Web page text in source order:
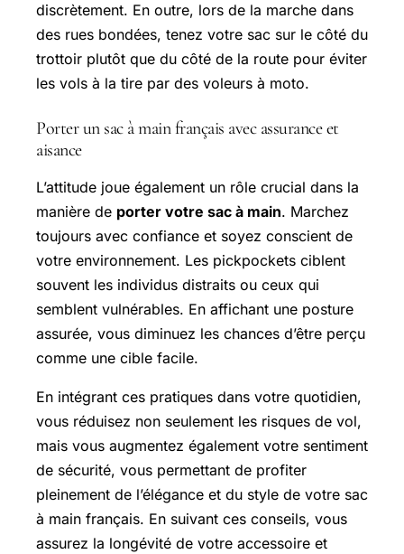
discrètement. En outre, lors de la marche dans
des rues bondées, tenez votre sac sur le côté du
trottoir plutôt que du côté de la route pour éviter
les vols à la tire par des voleurs à moto.
Porter un sac à main français avec assurance et
aisance
L’attitude joue également un rôle crucial dans la
manière de porter votre sac à main. Marchez
toujours avec confiance et soyez conscient de
votre environnement. Les pickpockets ciblent
souvent les individus distraits ou ceux qui
semblent vulnérables. En affichant une posture
assurée, vous diminuez les chances d’être perçu
comme une cible facile.
En intégrant ces pratiques dans votre quotidien,
vous réduisez non seulement les risques de vol,
mais vous augmentez également votre sentiment
de sécurité, vous permettant de profiter
pleinement de l’élégance et du style de votre sac
à main français. En suivant ces conseils, vous
assurez la longévité de votre accessoire et